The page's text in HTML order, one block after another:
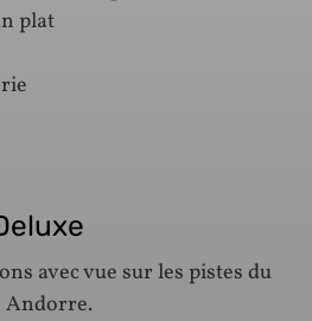
plat
avec vue sur les pistes du
Andorre.